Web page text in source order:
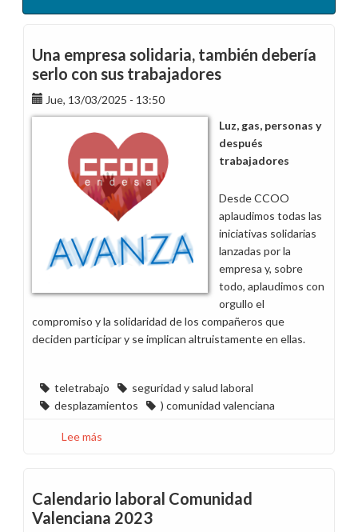
Una empresa solidaria, también debería
serlo con sus trabajadores
Jue, 13/03/2025 - 13:50
Luz, gas, personas y
después
trabajadores
Desde CCOO
aplaudimos todas las
iniciativas solidarias
lanzadas por la
empresa y, sobre
todo, aplaudimos con
orgullo el
compromiso y la solidaridad de los compañeros que
deciden participar y se implican altruistamente en ellas.
teletrabajo
seguridad y salud laboral
desplazamientos
) comunidad valenciana
Lee más
solidaria,
también
debería
Calendario laboral Comunidad
Valenciana 2023